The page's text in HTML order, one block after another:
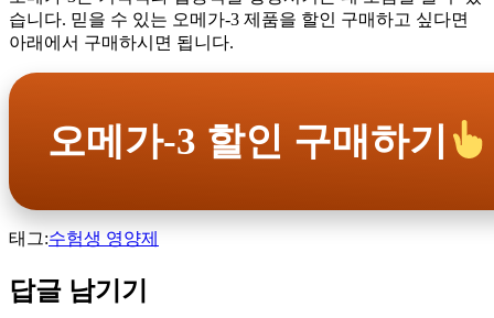
습니다. 믿을 수 있는 오메가-3 제품을 할인 구매하고 싶다면
아래에서 구매하시면 됩니다.
오메가-3 할인 구매하기
태그:수험생 영양제
답글 남기기